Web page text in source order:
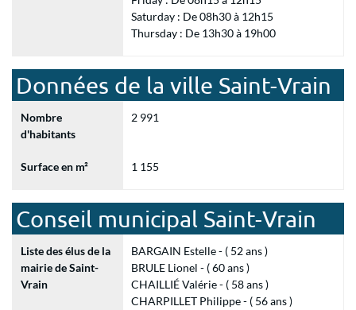
Saturday : De 08h30 à 12h15
Thursday : De 13h30 à 19h00
Données de la ville Saint-Vrain
Nombre
d'habitants
2 991
Surface en m² 1 155
Conseil municipal Saint-Vrain
Liste des élus de la
mairie de Saint-
Vrain
BARGAIN Estelle - ( 52 ans )
BRULE Lionel - ( 60 ans )
CHAILLIÉ Valérie - ( 58 ans )
CHARPILLET Philippe - ( 56 ans )